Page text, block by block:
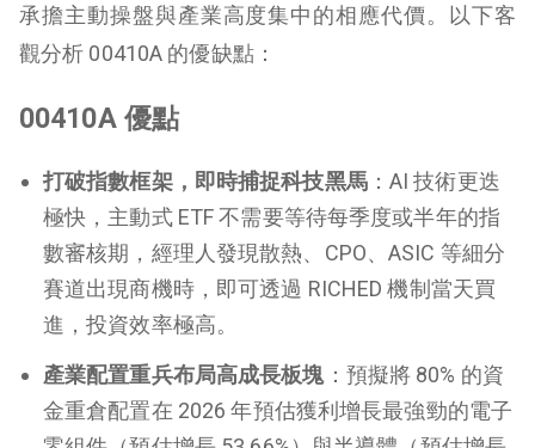
承擔主動操盤與產業高度集中的相應代價。以下客
觀分析 00410A 的優缺點：
00410A 優點
打破指數框架，即時捕捉科技黑馬：AI 技術更迭
極快，主動式 ETF 不需要等待每季度或半年的指
數審核期，經理人發現散熱、CPO、ASIC 等細分
賽道出現商機時，即可透過 RICHED 機制當天買
進，投資效率極高。
產業配置重兵布局高成長板塊 ：預擬將 80% 的資
金重倉配置在 2026 年預估獲利增長最強勁的電子